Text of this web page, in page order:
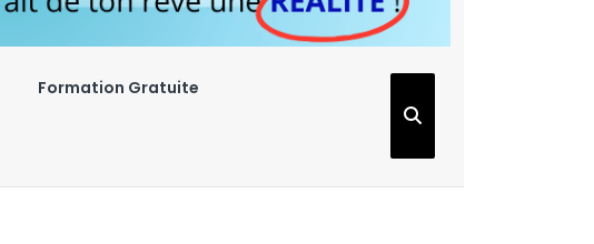
Formation Gratuite